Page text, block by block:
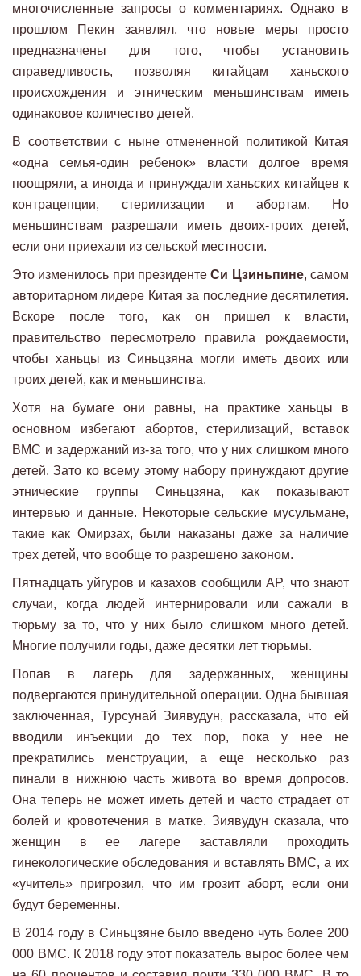
многочисленные запросы о комментариях. Однако в
прошлом Пекин заявлял, что новые меры просто
предназначены для того, чтобы установить
справедливость, позволяя китайцам ханьского
происхождения и этническим меньшинствам иметь
одинаковое количество детей.
В соответствии с ныне отмененной политикой Китая
«одна семья-один ребенок» власти долгое время
поощряли, а иногда и принуждали ханьских китайцев к
контрацепции, стерилизации и абортам. Но
меньшинствам разрешали иметь двоих-троих детей,
если они приехали из сельской местности.
Это изменилось при президентеСи Цзиньпине, самом
авторитарном лидере Китая за последние десятилетия.
Вскоре после того, как он пришел к власти,
правительство пересмотрело правила рождаемости,
чтобы ханьцы из Синьцзяна могли иметь двоих или
троих детей, как и меньшинства.
Хотя на бумаге они равны, на практике ханьцы в
основном избегают абортов, стерилизаций, вставок
ВМС и задержаний из-за того, что у них слишком много
детей. Зато ко всему этому набору принуждают другие
этнические группы Синьцзяна, как показывают
интервью и данные. Некоторые сельские мусульмане,
такие как Омирзах, были наказаны даже за наличие
трех детей, что вообще то разрешено законом.
Пятнадцать уйгуров и казахов сообщили AP, что знают
случаи, когда людей интернировали или сажали в
тюрьму за то, что у них было слишком много детей.
Многие получили годы, даже десятки лет тюрьмы.
Попав в лагерь для задержанных, женщины
подвергаются принудительной операции. Одна бывшая
заключенная, Турсунай Зиявудун, рассказала, что ей
вводили инъекции до тех пор, пока у нее не
прекратились менструации, а еще несколько раз
пинали в нижнюю часть живота во время допросов.
Она теперь не может иметь детей и часто страдает от
болей и кровотечения в матке. Зиявудун сказала, что
женщин в ее лагере заставляли проходить
гинекологические обследования и вставлять ВМС, а их
«учитель» пригрозил, что им грозит аборт, если они
будут беременны.
В 2014 году в Синьцзяне было введено чуть более 200
000 ВМС. К 2018 году этот показатель вырос более чем